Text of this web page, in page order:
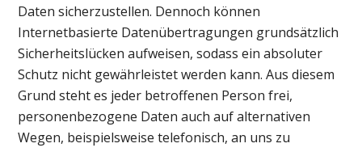
Daten sicherzustellen. Dennoch können
Internetbasierte Datenübertragungen grundsätzlich
Sicherheitslücken aufweisen, sodass ein absoluter
Schutz nicht gewährleistet werden kann. Aus diesem
Grund steht es jeder betroffenen Person frei,
personenbezogene Daten auch auf alternativen
Wegen, beispielsweise telefonisch, an uns zu